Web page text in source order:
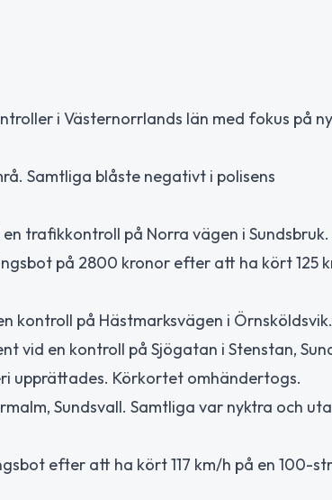
i Västernorrlands län med fokus på
Samtliga blåste negativt i polisens
trafikkontroll på Norra vägen i Sundsbruk.
på 2800 kronor efter att ha kört 125
kontroll på Hästmarksvägen i Örnsköldsvik.
vid en kontroll på Sjögatan i Stenstan,
upprättades. Körkortet omhändertogs.
Sundsvall. Samtliga var nyktra och
efter att ha kört 117 km/h på en 100-